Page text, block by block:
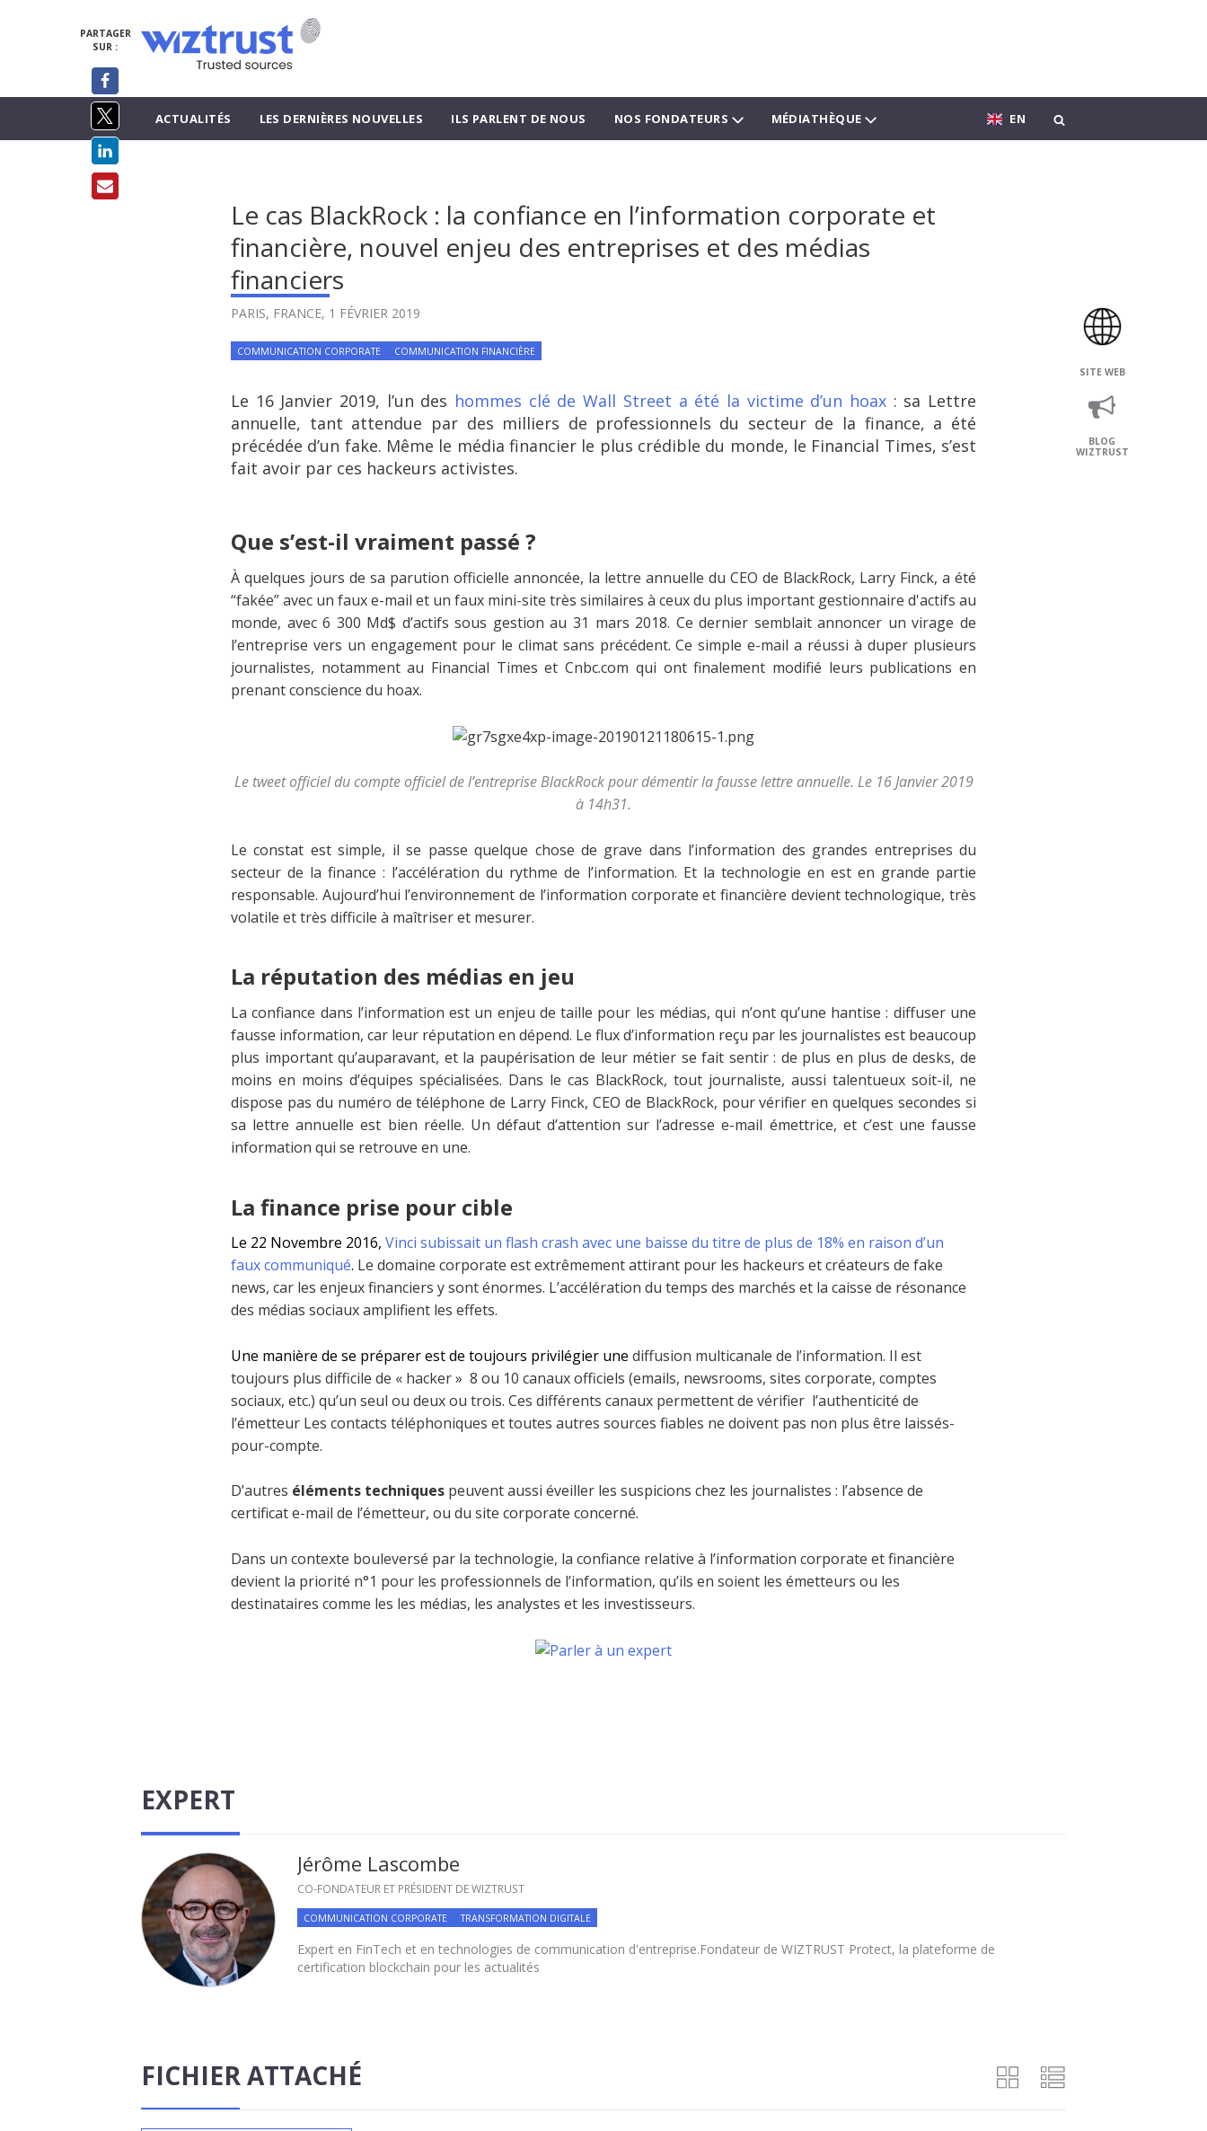
EN
ACTUALITÉS LES DERNIÈRES NOUVELLES ILS PARLENT DE NOUS NOS FONDATEURS MÉDIATHÈQUE
Le cas BlackRock : la confiance en l’information corporate et
financière, nouvel enjeu des entreprises et des médias
financiers
PARIS, FRANCE, 1 FÉVRIER 2019
COMMUNICATION CORPORATE COMMUNICATION FINANCIÈRE
Le 16 Janvier 2019, l’un des hommes clé de Wall Street a été la victime d’un hoax: sa Lettre
annuelle, tant attendue par des milliers de professionnels du secteur de la finance, a été
précédée d’un fake. Même le média financier le plus crédible du monde, le Financial Times, s’est
fait avoir par ces hackeurs activistes.
PARTAGER
SUR :
SITE WEB
BLOG
WIZTRUST
Que s’est-il vraiment passé ?
À quelques jours de sa parution officielle annoncée, la lettre annuelle du CEO de BlackRock, Larry Finck, a été
“fakée” avec un faux e-mail et un faux mini-site très similaires à ceux du plus important gestionnaire d'actifs au
monde, avec 6 300 Md$ d’actifs sous gestion au 31 mars 2018. Ce dernier semblait annoncer un virage de
l’entreprise vers un engagement pour le climat sans précédent. Ce simple e-mail a réussi à duper plusieurs
journalistes, notamment au Financial Times et Cnbc.com qui ont finalement modifié leurs publications en
prenant conscience du hoax.
Le tweet officiel du compte officiel de l’entreprise BlackRock pour démentir la fausse lettre annuelle. Le 16 Janvier 2019
à 14h31.
Le constat est simple, il se passe quelque chose de grave dans l’information des grandes entreprises du
secteur de la finance : l’accélération du rythme de l’information. Et la technologie en est en grande partie
responsable. Aujourd’hui l’environnement de l’information corporate et financière devient technologique, très
volatile et très difficile à maîtriser et mesurer.
La réputation des médias en jeu
La confiance dans l’information est un enjeu de taille pour les médias, qui n’ont qu’une hantise : diffuser une
fausse information, car leur réputation en dépend. Le flux d’information reçu par les journalistes est beaucoup
plus important qu’auparavant, et la paupérisation de leur métier se fait sentir : de plus en plus de desks, de
moins en moins d’équipes spécialisées. Dans le cas BlackRock, tout journaliste, aussi talentueux soit-il, ne
dispose pas du numéro de téléphone de Larry Finck, CEO de BlackRock, pour vérifier en quelques secondes si
sa lettre annuelle est bien réelle. Un défaut d’attention sur l’adresse e-mail émettrice, et c’est une fausse
information qui se retrouve en une.
La finance prise pour cible
Le 22 Novembre 2016, Vinci subissait un flash crash avec une baisse du titre de plus de 18% en raison d’un
faux communiqué. Le domaine corporate est extrêmement attirant pour les hackeurs et créateurs de fake
news, car les enjeux financiers y sont énormes. L’accélération du temps des marchés et la caisse de résonance
des médias sociaux amplifient les effets.
Une manière de se préparer est de toujours privilégier une diffusion multicanale de l’information. Il est
toujours plus difficile de « hacker » 8 ou 10 canaux officiels (emails, newsrooms, sites corporate, comptes
sociaux, etc.) qu’un seul ou deux ou trois. Ces différents canaux permettent de vérifier l’authenticité de
l’émetteur Les contacts téléphoniques et toutes autres sources fiables ne doivent pas non plus être laissés-
pour-compte.
D’autres éléments techniques peuvent aussi éveiller les suspicions chez les journalistes : l’absence de
certificat e-mail de l’émetteur, ou du site corporate concerné.
Dans un contexte bouleversé par la technologie, la confiance relative à l’information corporate et financière
devient la priorité n°1 pour les professionnels de l’information, qu’ils en soient les émetteurs ou les
destinataires comme les les médias, les analystes et les investisseurs.
EXPERT
Jérôme Lascombe
CO-FONDATEUR ET PRÉSIDENT DE WIZTRUST
COMMUNICATION CORPORATE TRANSFORMATION DIGITALE
Expert en FinTech et en technologies de communication d'entreprise.Fondateur de WIZTRUST Protect, la plateforme de
certification blockchain pour les actualités
FICHIER ATTACHÉ